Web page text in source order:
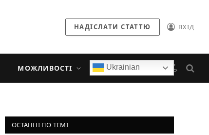
НАДІСЛАТИ СТАТТЮ ВХІД
МОЖЛИВОСТІ Ukrainian
ОСТАННІ ПО ТЕМІ